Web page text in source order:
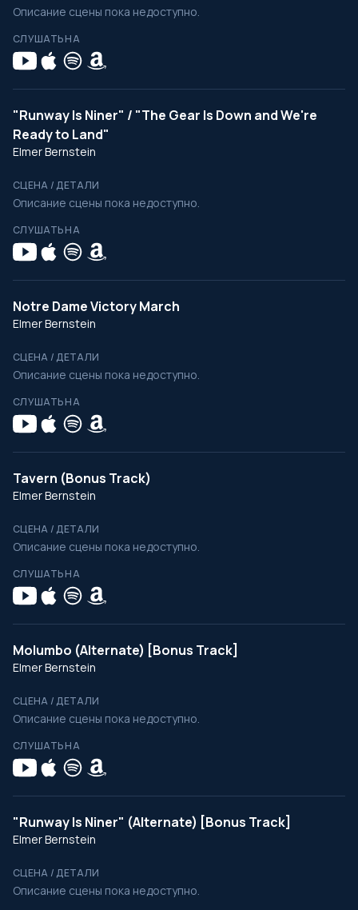
Описание сцены пока недоступно.
СЛУШАТЬ НА
"Runway Is Niner" / "The Gear Is Down and We're
Ready to Land"
Elmer Bernstein
СЦЕНА / ДЕТАЛИ
Описание сцены пока недоступно.
СЛУШАТЬ НА
Notre Dame Victory March
Elmer Bernstein
СЦЕНА / ДЕТАЛИ
Описание сцены пока недоступно.
СЛУШАТЬ НА
Tavern (Bonus Track)
Elmer Bernstein
СЦЕНА / ДЕТАЛИ
Описание сцены пока недоступно.
СЛУШАТЬ НА
Molumbo (Alternate) [Bonus Track]
Elmer Bernstein
СЦЕНА / ДЕТАЛИ
Описание сцены пока недоступно.
СЛУШАТЬ НА
"Runway Is Niner" (Alternate) [Bonus Track]
Elmer Bernstein
СЦЕНА / ДЕТАЛИ
Описание сцены пока недоступно.